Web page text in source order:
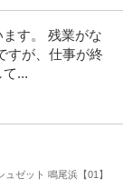
す。 残業がな
すが、仕事が終
...
ゼット 鳴尾浜【01】